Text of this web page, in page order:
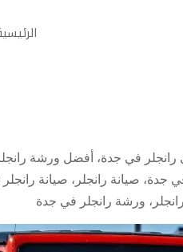
رانجلر في جدة، أفضل ورشة
جدة، صيانة رانجلر ، صيانة
، ورشة رانجلر في جدة